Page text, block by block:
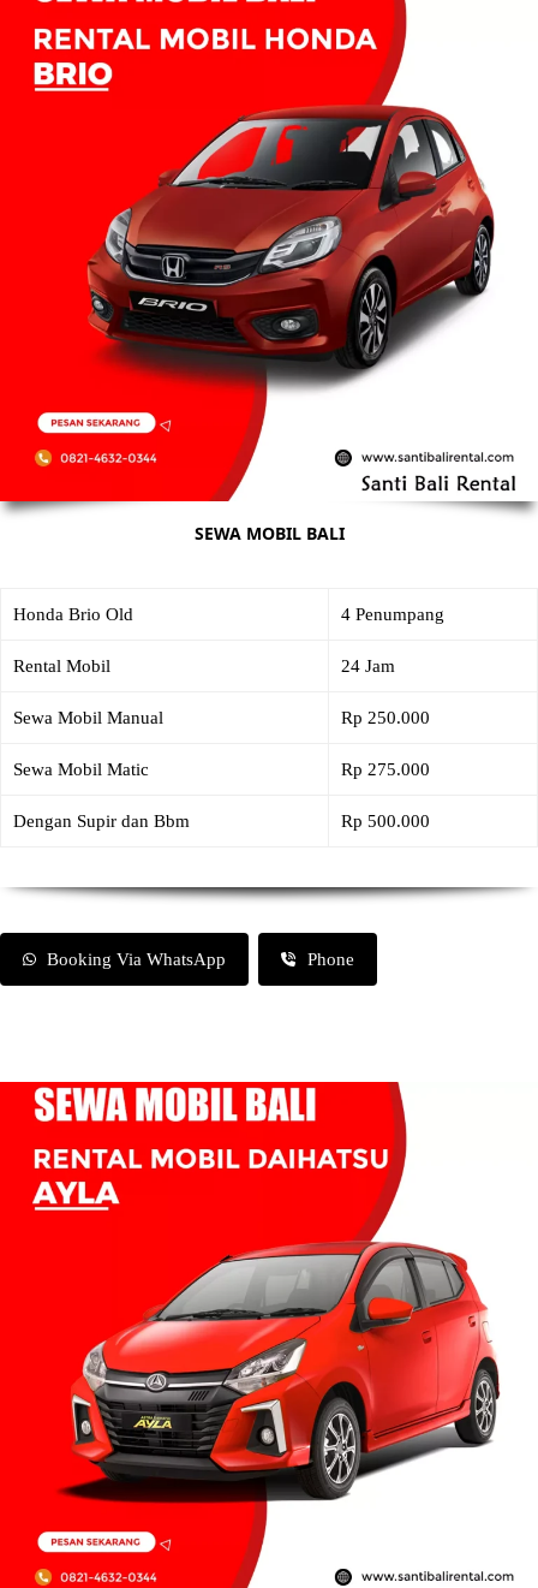
SEWA MOBIL BALI
Honda Brio Old 4 Penumpang
Rental Mobil 24 Jam
Sewa Mobil Manual Rp 250.000
Sewa Mobil Matic Rp 275.000
Dengan Supir dan Bbm Rp 500.000
Booking Via WhatsApp Phone